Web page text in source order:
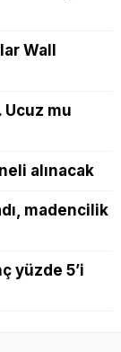
Wall
mu
alınacak
madencilik
yüzde 5’i